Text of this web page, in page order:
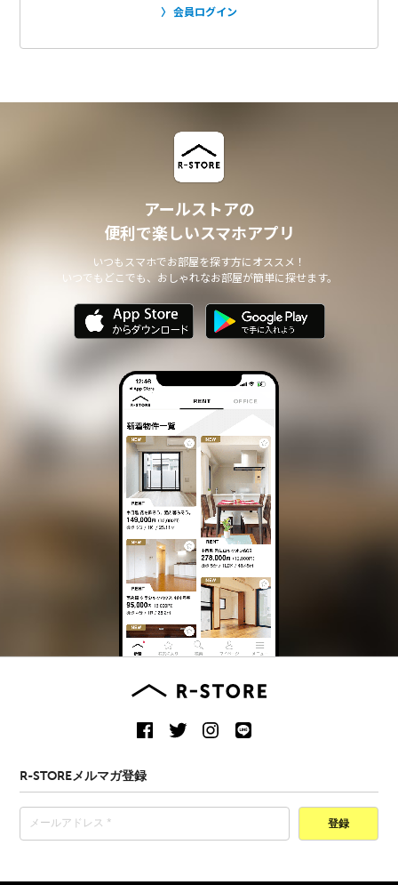
会員ログイン
アールストアの
便利で楽しいスマホアプリ
いつもスマホでお部屋を探す方にオススメ！
いつでもどこでも、おしゃれなお部屋が簡単に探せます。
R-STOREメルマガ登録
登録